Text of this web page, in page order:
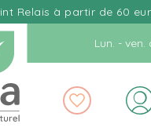
Relais à partir de 60
Lun. -